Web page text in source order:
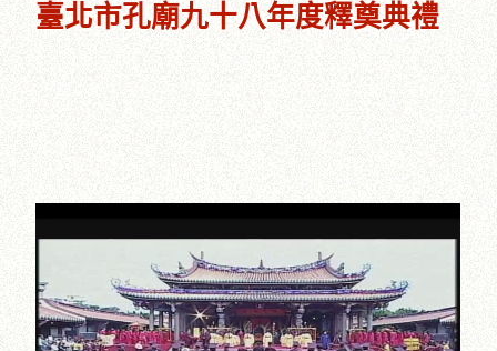
臺北市孔廟九十八年度釋奠典禮